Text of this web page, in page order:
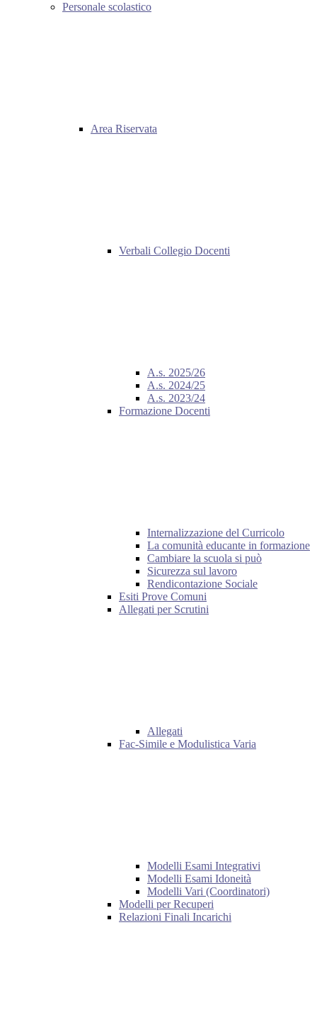
Personale scolastico
Area Riservata
Verbali Collegio Docenti
A.s. 2025/26
A.s. 2024/25
A.s. 2023/24
Formazione Docenti
Internalizzazione del Curricolo
La comunità educante in formazione
Cambiare la scuola si può
Sicurezza sul lavoro
Rendicontazione Sociale
Esiti Prove Comuni
Allegati per Scrutini
Allegati
Fac-Simile e Modulistica Varia
Modelli Esami Integrativi
Modelli Esami Idoneità
Modelli Vari (Coordinatori)
Modelli per Recuperi
Relazioni Finali Incarichi